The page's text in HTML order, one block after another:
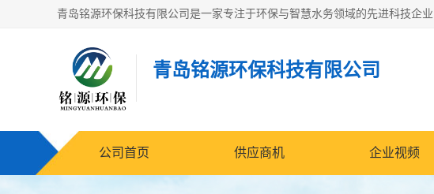
青岛铭源环保科技有限公司
公司首页 供应商机 企业视频